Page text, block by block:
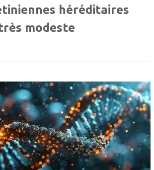
héréditaires
modeste